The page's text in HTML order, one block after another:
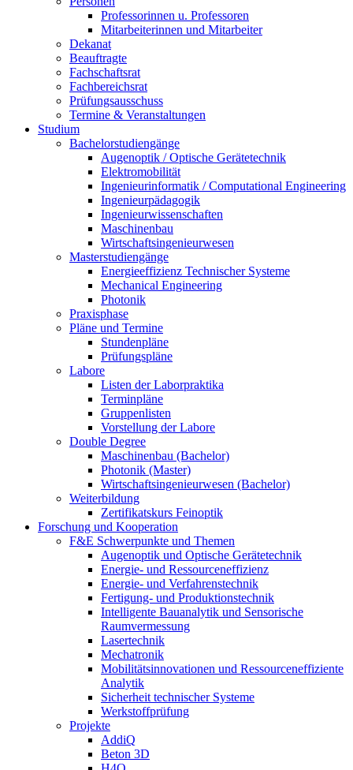
Professorinnen u. Professoren
Mitarbeiterinnen und Mitarbeiter
Dekanat
Beauftragte
Fachschaftsrat
Fachbereichsrat
Prüfungsausschuss
Termine & Veranstaltungen
Studium
Bachelorstudiengänge
Augenoptik / Optische Gerätetechnik
Elektromobilität
Ingenieurinformatik / Computational Engineering
Ingenieurpädagogik
Ingenieurwissenschaften
Maschinenbau
Wirtschaftsingenieurwesen
Masterstudiengänge
Energieeffizienz Technischer Systeme
Mechanical Engineering
Photonik
Praxisphase
Pläne und Termine
Stundenpläne
Prüfungspläne
Labore
Listen der Laborpraktika
Terminpläne
Gruppenlisten
Vorstellung der Labore
Double Degree
Maschinenbau (Bachelor)
Photonik (Master)
Wirtschaftsingenieurwesen (Bachelor)
Weiterbildung
Zertifikatskurs Feinoptik
Forschung und Kooperation
F&E Schwerpunkte und Themen
Augenoptik und Optische Gerätetechnik
Energie- und Ressourceneffizienz
Energie- und Verfahrenstechnik
Fertigung- und Produktionstechnik
Intelligente Bauanalytik und Sensorische
Raumvermessung
Lasertechnik
Mechatronik
Mobilitätsinnovationen und Ressourceneffiziente
Analytik
Sicherheit technischer Systeme
Werkstoffprüfung
Projekte
AddiQ
Beton 3D